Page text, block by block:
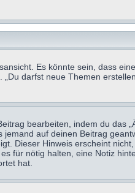
Es könnte sein, dass
darfst neue Themen
bearbeiten, indem du das
auf deinen Beitrag
Dieser Hinweis erscheint
für nötig halten, eine Notiz
hat.